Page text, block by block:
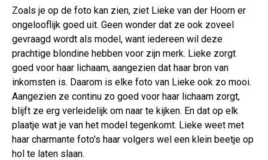
Zoals je op de foto kan zien, ziet Lieke van der Hoorn er
ongelooflijk goed uit. Geen wonder dat ze ook zoveel
gevraagd wordt als model, want iedereen wil deze
prachtige blondine hebben voor zijn merk. Lieke zorgt
goed voor haar lichaam, aangezien dat haar bron van
inkomsten is. Daarom is elke foto van Lieke ook zo mooi.
Aangezien ze continu zo goed voor haar lichaam zorgt,
blijft ze erg verleidelijk om naar te kijken. En dat op elk
plaatje wat je van het model tegenkomt. Lieke weet met
haar charmante foto's haar volgers wel een klein beetje op
hol te laten slaan.